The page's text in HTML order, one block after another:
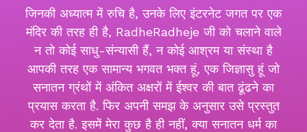
जिनकी अध्यात्म में रुचि है, उनके लिए इंटरनेट जगत पर एक
मंदिर की तरह ही है, RadheRadheje जी को चलाने वाले
न तो कोई साधु-संन्यासी हैं, न कोई आश्रम या संस्था है
आपकी तरह एक सामान्य भगवत भक्त हूं, एक जिज्ञासु हूं जो
सनातन ग्रंथों में अंकित अक्षरों में ईश्वर की बात ढूंढने का
प्रयास करता है. फिर अपनी समझ के अनुसार उसे प्रस्तुत
कर देता है. इसमें मेरा कुछ है ही नहीं, क्या सनातन धर्म का